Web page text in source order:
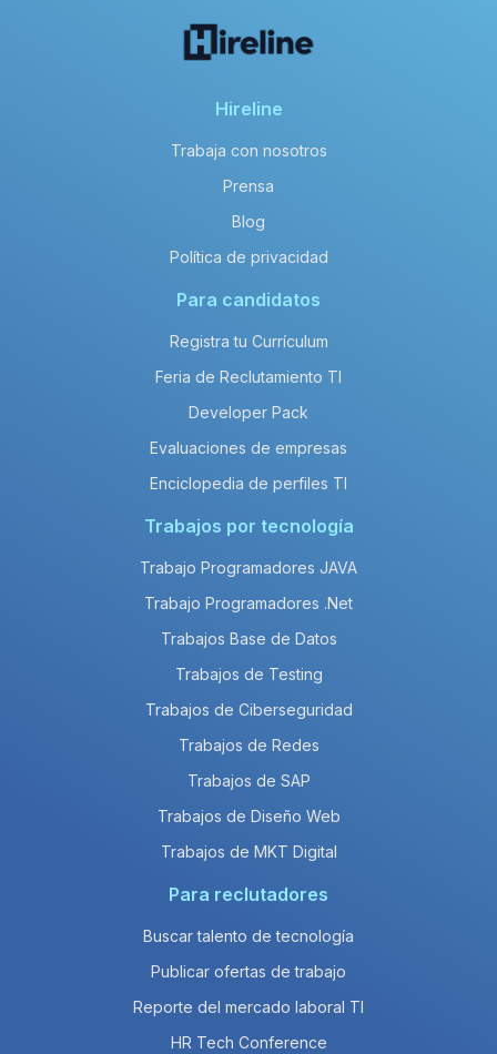
Hireline
Trabaja con nosotros
Prensa
Blog
Política de privacidad
Para candidatos
Registra tu Currículum
Feria de Reclutamiento TI
Developer Pack
Evaluaciones de empresas
Enciclopedia de perfiles TI
Trabajos por tecnología
Trabajo Programadores JAVA
Trabajo Programadores .Net
Trabajos Base de Datos
Trabajos de Testing
Trabajos de Ciberseguridad
Trabajos de Redes
Trabajos de SAP
Trabajos de Diseño Web
Trabajos de MKT Digital
Para reclutadores
Buscar talento de tecnología
Publicar ofertas de trabajo
Reporte del mercado laboral TI
HR Tech Conference